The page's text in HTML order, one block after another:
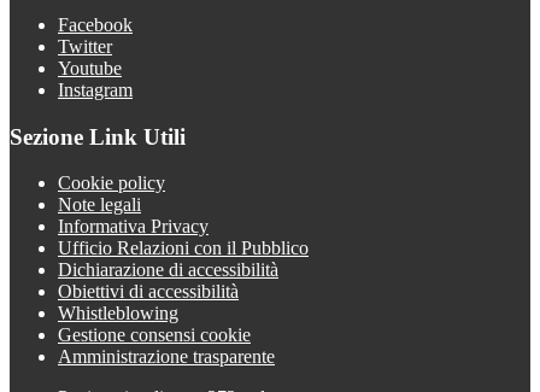
Facebook
Twitter
Youtube
Instagram
Sezione Link Utili
Cookie policy
Note legali
Informativa Privacy
Ufficio Relazioni con il Pubblico
Dichiarazione di accessibilità
Obiettivi di accessibilità
Whistleblowing
Gestione consensi cookie
Amministrazione trasparente